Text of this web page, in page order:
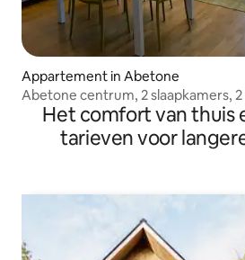
Appartement in Abetone
Abetone centrum, 2 slaapkamers,
tot de pistes
Het comfort van thuis
tarieven voor